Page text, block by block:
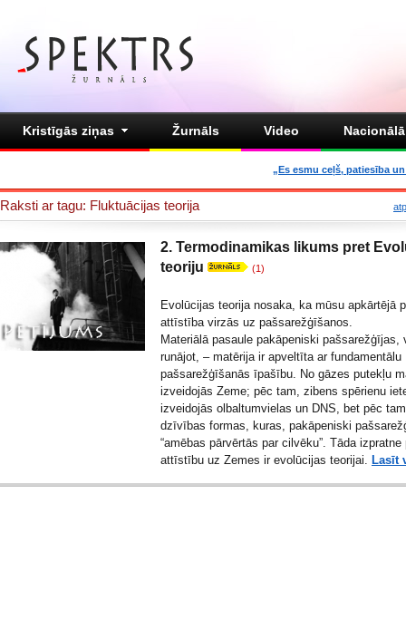
Kristīgās ziņas Žurnāls Video
„Es esmu ceļš, patiesība
Raksti ar tagu: Fluktuācijas teorija
2. Termodinamikas likums pret
teoriju
(1)
Evolūcijas teorija nosaka, ka mūsu apkārtējā
attīstība virzās uz pašsarežģīšanos.
Materiālā pasaule pakāpeniski pašsarežģījas,
runājot, – matērija ir apveltīta ar fundamentālu
pašsarežģīšanās īpašību. No gāzes putekļu
izveidojās Zeme; pēc tam, zibens spērienu
izveidojās olbaltumvielas un DNS, bet pēc
dzīvības formas, kuras, pakāpeniski
“amēbas pārvērtās par cilvēku”. Tāda
attīstību uz Zemes ir evolūcijas teorijai. Lasīt